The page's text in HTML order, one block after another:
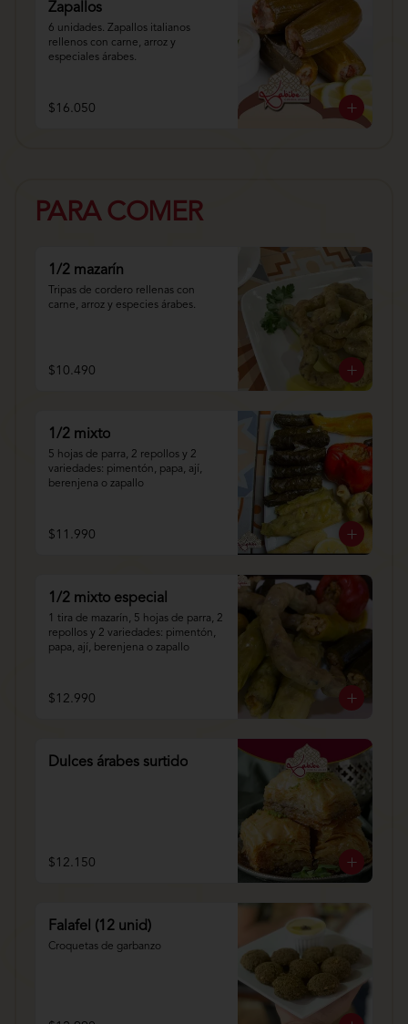
Zapallos
6 unidades. Zapallos italianos
rellenos con carne, arroz y
especiales árabes.
$16.050
PARA COMER
1/2 mazarín
Tripas de cordero rellenas con
carne, arroz y especies árabes.
$10.490
1/2 mixto
5 hojas de parra, 2 repollos y 2
variedades: pimentón, papa, ají,
berenjena o zapallo
$11.990
1/2 mixto especial
1 tira de mazarín, 5 hojas de parra, 2
repollos y 2 variedades: pimentón,
papa, ají, berenjena o zapallo
$12.990
Dulces árabes surtido
$12.150
Falafel (12 unid)
Croquetas de garbanzo